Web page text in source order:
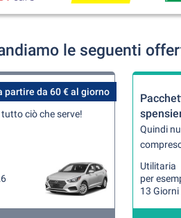
le seguenti
partire da 60 € al giorno
ciò che serve!
Quindi
Utilitaria
per
13